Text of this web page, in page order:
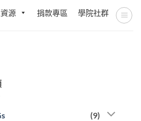
源 捐款專區 學院社群
(9)